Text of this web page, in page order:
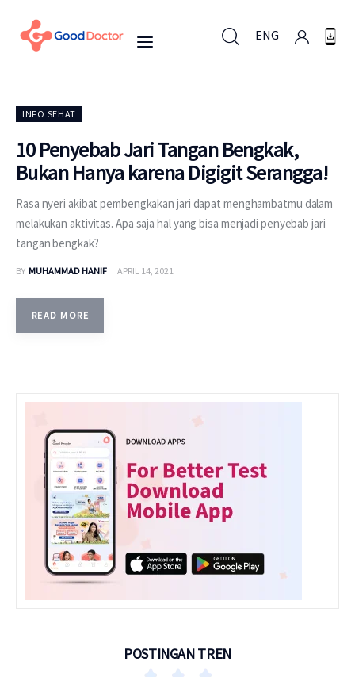
ENG
Untuk Bisnis
Untuk Anda
Berita
Layanan
INFO SEHAT
10 Penyebab Jari Tangan Bengkak,
Bukan Hanya karena Digigit Serangga!
Rasa nyeri akibat pembengkakan jari dapat menghambatmu dalam
melakukan aktivitas. Apa saja hal yang bisa menjadi penyebab jari
tangan bengkak?
BY MUHAMMAD HANIF APRIL 14, 2021
READ MORE
POSTINGAN TREN